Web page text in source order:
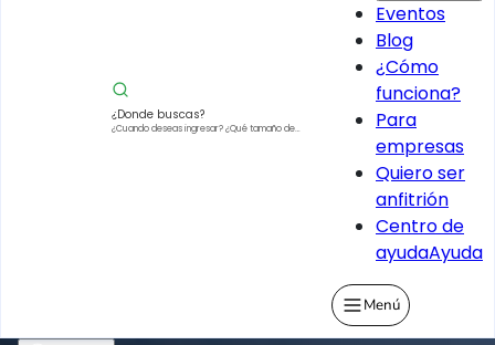
¿Donde buscas?
¿Cuando deseas ingresar?¿Qué tamaño de
Eventos
Blog
¿Cómo
funciona?
Para
empresas
Quiero ser
anfitrión
Centro de
ayudaAyuda
Menú